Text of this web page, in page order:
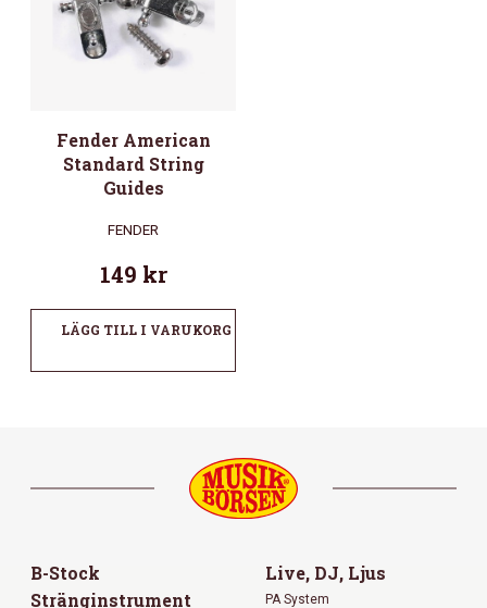
Fender American
Standard String
Guides
FENDER
149 kr
LÄGG TILL I VARUKORG
B-Stock
Stränginstrument
Live, DJ, Ljus
PA System